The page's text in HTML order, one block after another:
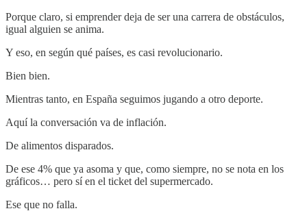
Porque claro, si emprender deja de ser una carrera de obstáculos,
igual alguien se anima.
Y eso, en según qué países, es casi revolucionario.
Bien bien.
Mientras tanto, en España seguimos jugando a otro deporte.
Aquí la conversación va de inflación.
De alimentos disparados.
De ese 4% que ya asoma y que, como siempre, no se nota en los
gráficos… pero sí en el ticket del supermercado.
Ese que no falla.